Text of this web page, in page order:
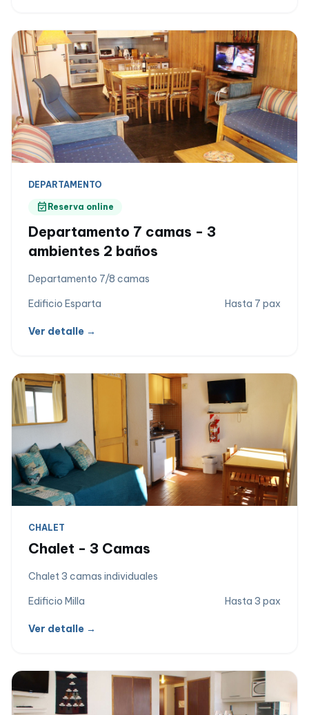
DEPARTAMENTO
event_available Reserva online
Departamento 7 camas - 3
ambientes 2 baños
Departamento 7/8 camas
Edificio Esparta
Hasta 7 pax
Ver detalle →
CHALET
Chalet - 3 Camas
Chalet 3 camas individuales
Edificio Milla
Hasta 3 pax
Ver detalle →